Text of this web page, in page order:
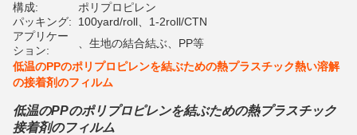
構成:
ポリプロピレン
パッキング:
100yard/roll、1-2roll/CTN
アプリケー
ション:
、生地の結合結ぶ、PP等
低温のPPのポリプロピレンを結ぶための熱プラスチック熱い溶解
の接着剤のフィルム
低温のPPのポリプロピレンを結ぶための熱プラスチック
接着剤のフィルム